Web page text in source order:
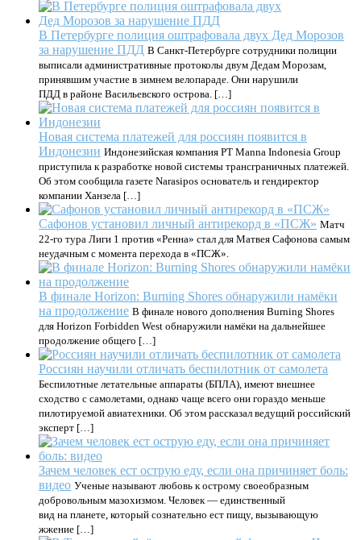
В Петербурге полиция оштрафовала двух Дед Морозов
за нарушение ПДД В Санкт-Петербурге сотрудники полиции
выписали административные протоколы двум Дедам Морозам,
принявшим участие в зимнем велопараде. Они нарушили
ПДД в районе Васильевского острова. […]
Новая система платежей для россиян появится в
Индонезии Индонезийская компания PT Manna Indonesia Group
приступила к разработке новой системы трансграничных платежей.
Об этом сообщила газете Narasipos основатель и гендиректор
компании Ханзела […]
Сафонов установил личный антирекорд в «ПСЖ» Матч
22-го тура Лиги 1 против «Ренна» стал для Матвея Сафонова самым
неудачным с момента перехода в «ПСЖ».
В финале Horizon: Burning Shores обнаружили намёки
на продолжение В финале нового дополнения Burning Shores
для Horizon Forbidden West обнаружили намёки на дальнейшее
продолжение общего […]
Россиян научили отличать беспилотник от самолета
Беспилотные летательные аппараты (БПЛА), имеют внешнее
сходство с самолетами, однако чаще всего они гораздо меньше
пилотируемой авиатехники. Об этом рассказал ведущий российский
эксперт […]
Зачем человек ест острую еду, если она причиняет боль:
видео Ученые называют любовь к острому своеобразным
добровольным мазохизмом. Человек — единственный
вид на планете, который сознательно ест пищу, вызывающую
жжение […]